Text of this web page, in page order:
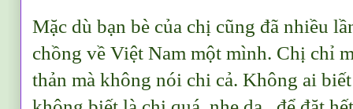
Mặc dù bạn bè của chị cũng đã nhiều
chồng về Việt Nam một mình. Chị chỉ
thản mà không nói chi cả. Không ai